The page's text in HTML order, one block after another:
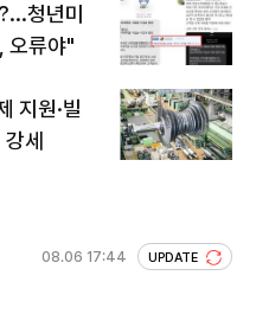
청년미
오류야"
지원·빌
세
08.06 17:44 UPDATE